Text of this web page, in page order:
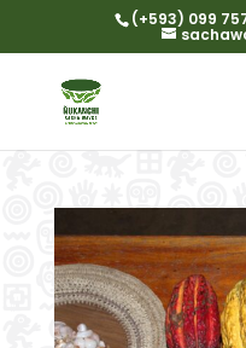
(+593) 099